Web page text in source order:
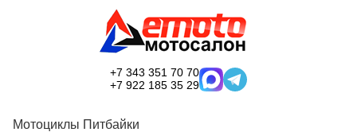
+7 343 351 70 70
+7 922 185 35 29
Мотоциклы Питбайки